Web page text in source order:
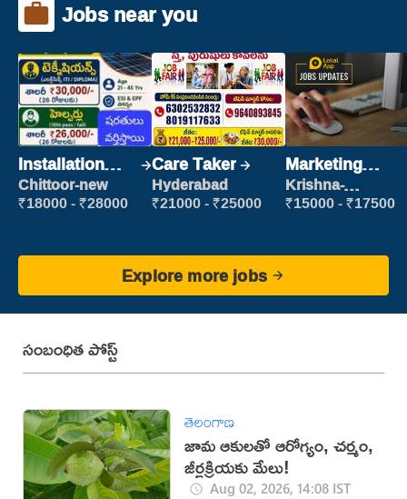
Jobs near you
Installation
Engineer/
Helper
Chittoor-new
₹18000 - ₹28000
Care Taker
Hyderabad
₹21000 - ₹25000
Marketing
Executive
Krishna-
vijayawada
₹15000 - ₹17500
Explore more jobs
సంబంధిత పోస్ట్
తెలంగాణ
జామ ఆకులతో ఆరోగ్యం, చర్మం,
జీర్ణక్రియకు మేలు!
Aug 02, 2026, 14:08 IST